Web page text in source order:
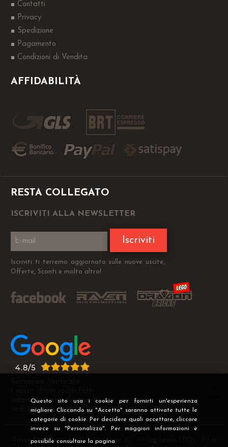
Questo sito usa i cookie per fornirti un'esperienza
migliore. Cliccando su "Accetta" saranno attivate tutte le
categorie di cookie. Per decidere quali accettare, cliccare
invece su "Personalizza". Per maggiori informazioni è
possibile consultare la pagina .
Contatti
Privacy
Spedizione
Pagamento
Condizioni di Vendita
AFFIDABILITÀ
RESTA COLLEGATO
ISCRIVITI ALLA NEWSLETTER
Iscriviti
Iscriviti ti terremo aggiornato sulle nuove uscite,
Offerte, Sconti e molto altro!
valgono più di mille parole
vedi le recensioni >
Raven Distribution SRL - Via Fanin 30, 40026 Imola (BO) - P.Iva